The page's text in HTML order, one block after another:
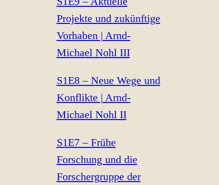
Projekte und zukünftige
Vorhaben | Arnd-
Michael Nohl III
S1E8 – Neue Wege und
Konflikte | Arnd-
Michael Nohl II
S1E7 – Frühe
Forschung und die
Forschergruppe der